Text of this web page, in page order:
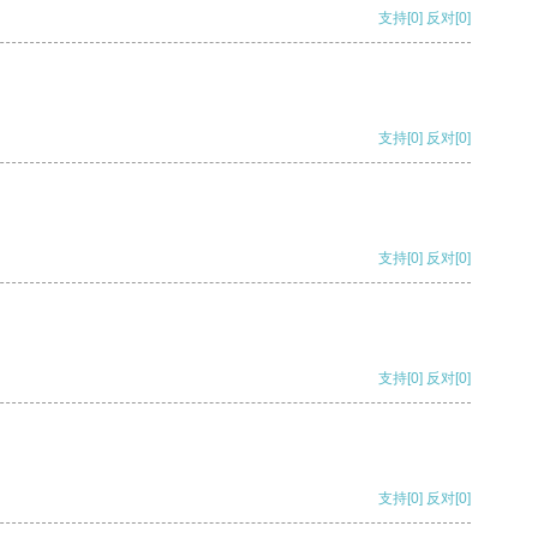
支持[0] 反对[0]
支持[0] 反对[0]
支持[0] 反对[0]
支持[0] 反对[0]
支持[0] 反对[0]